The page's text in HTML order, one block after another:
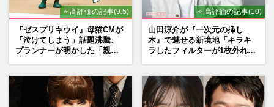
⭐ 高評価の記事(9.5)
『ゼスプリキウイ』母猫CMが
「泣けてしまう」話題沸騰、
プランナーが明かした「親に
⭐ 高評価の記事(10)
山田涼介が『一次元の挿し
木』で魅せる新境地「キラキ
ラしたフィルターが1枚外れて